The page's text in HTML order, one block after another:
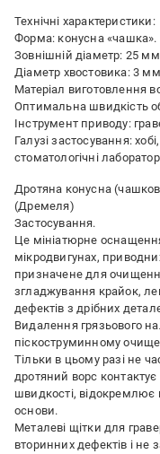
Технічні характеристики:
Форма: конусна «чашка».
Зовнішній діаметр: 25
Діаметр хвостовика: 3
Матеріал виготовлення
Оптимальна швидкість
Інструмент приводу:
Галузі застосування:
стоматологічні
Дротяна конусна
(Дремеля)
Застосування.
Це мініатюрне
мікродвигунах,
призначене для
згладжування крайок,
дефектів з дрібних
Видалення грязьового
піскоструминному
Тільки в цьому разі не
дротяний ворс контактує
швидкості, відокремлює
основи.
Металеві щітки для
вторинних дефектів і